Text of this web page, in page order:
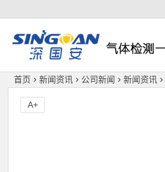
深国安
首页 新闻资讯 公司新闻 新闻资讯
A+